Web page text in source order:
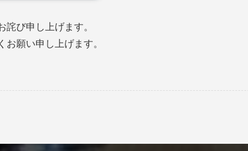
び申し上げます。
願い申し上げます。